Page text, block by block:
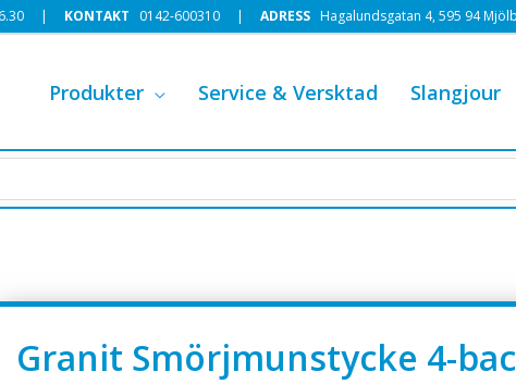
16.30 | KONTAKT 0142-600310 | ADRESS Hagalundsgatan 4, 595 94
Produkter Service & Versktad Slangjour
Granit Smörjmunstycke 4-